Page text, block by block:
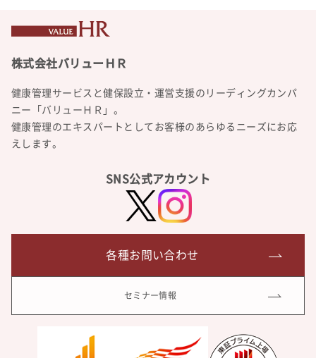
健康管理サービスと健保設立・運営支援のリーディングカンパ
ニー「バリューＨＲ」。
健康管理のエキスパートとしてお客様のあらゆるニーズにお応
えします。
SNS公式アカウント
各種お問い合わせ
セミナー情報